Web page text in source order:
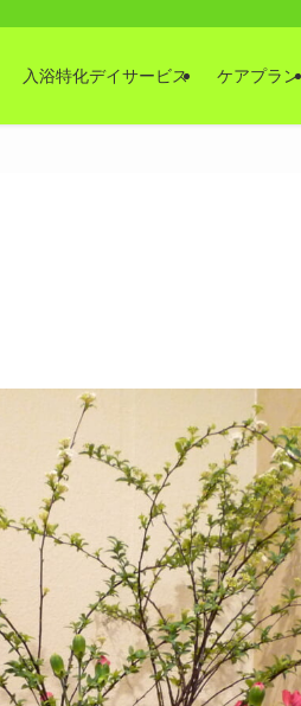
入浴特化デイサービス ケアプラン